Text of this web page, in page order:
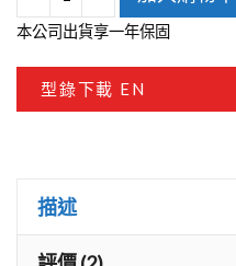
BURMESTER
B38
落
地
本公司出貨享一年保固
型錄下載 EN
描述